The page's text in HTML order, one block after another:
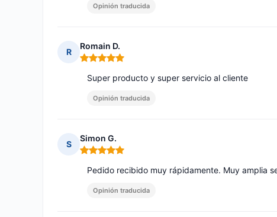
Opinión traducida
R
Romain D.
Nota: 5 de 5
Super producto y super servicio al cliente
Opinión traducida
S
Simon G.
Nota: 5 de 5
Pedido recibido muy rápidamente. Muy amplia
Opinión traducida